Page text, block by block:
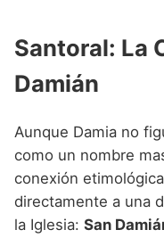
Santoral: La
Damián
Aunque Damia no
como un nombre
conexión
directamente a una
la Iglesia: San